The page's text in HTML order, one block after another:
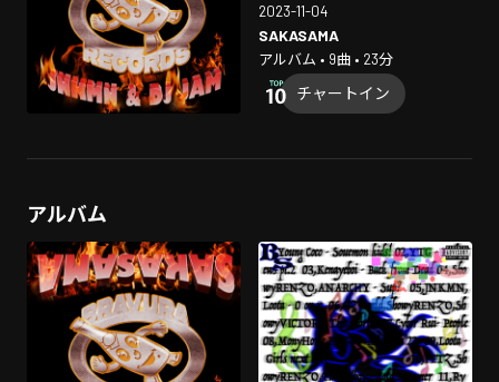
2023-11-04
SAKASAMA
アルバム • 9曲 • 23分
チャートイン
アルバム